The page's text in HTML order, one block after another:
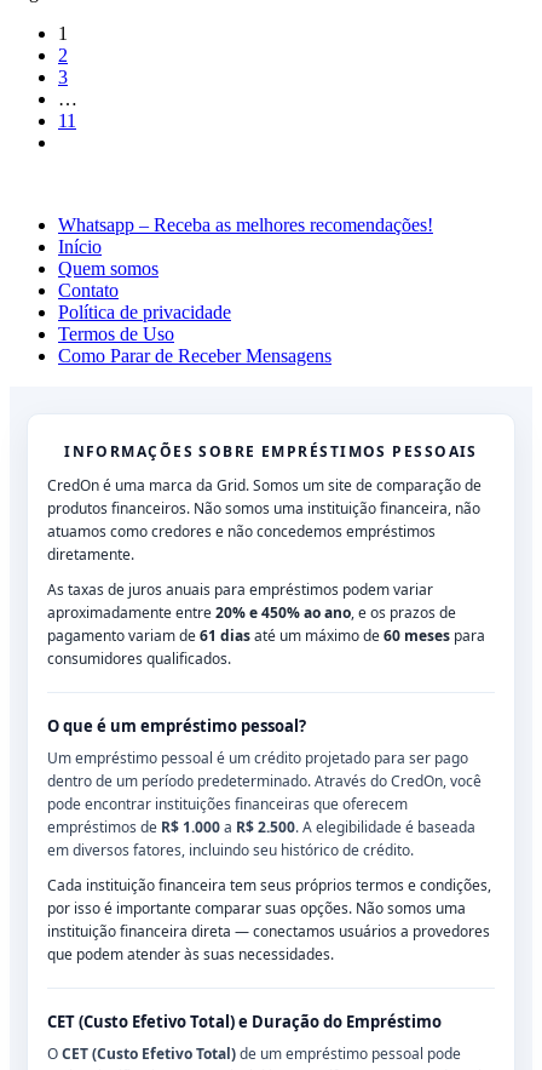
1
2
3
…
11
Whatsapp – Receba as melhores recomendações!
Início
Quem somos
Contato
Política de privacidade
Termos de Uso
Como Parar de Receber Mensagens
INFORMAÇÕES SOBRE EMPRÉSTIMOS PESSOAIS
CredOn é uma marca da Grid. Somos um site de comparação de
produtos financeiros. Não somos uma instituição financeira, não
atuamos como credores e não concedemos empréstimos
diretamente.
As taxas de juros anuais para empréstimos podem variar
aproximadamente entre20% e 450% ao ano, e os prazos de
pagamento variam de61 diasaté um máximo de60 meses para
consumidores qualificados.
O que é um empréstimo pessoal?
Um empréstimo pessoal é um crédito projetado para ser pago
dentro de um período predeterminado. Através do CredOn, você
pode encontrar instituições financeiras que oferecem
empréstimos de R$ 1.000a R$ 2.500. A elegibilidade é baseada
em diversos fatores, incluindo seu histórico de crédito.
Cada instituição financeira tem seus próprios termos e condições,
por isso é importante comparar suas opções. Não somos uma
instituição financeira direta — conectamos usuários a provedores
que podem atender às suas necessidades.
CET (Custo Efetivo Total) e Duração do Empréstimo
OCET (Custo Efetivo Total)de um empréstimo pessoal pode